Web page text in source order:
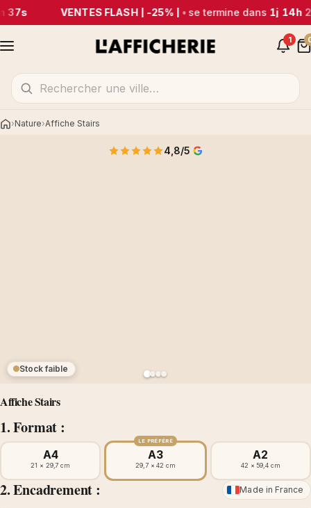
37s VENTES FLASH | -25% | •se termine dans1j 14h
1
AccueilNature Affiche Stairs
Affiche Stairs
1. Format :
Stock faible
4,8/5
A4
21 × 29,7 cm
LE PRÉFÉRÉ
A3
29,7 × 42 cm
A2
42 × 59,4 cm
2. Encadrement : Made in France